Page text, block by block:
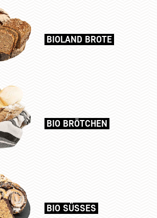
BIOLAND BROTE
BIO BRÖTCHEN
BIO SÜSSES